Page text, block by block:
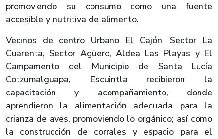
promoviendo su consumo como una fuente
accesible y nutritiva de alimento.
Vecinos de centro Urbano El Cajón, Sector La
Cuarenta, Sector Agüero, Aldea Las Playas y El
Campamento del Municipio de Santa Lucía
Cotzumalguapa, Escuintla recibieron la
capacitación y acompañamiento, donde
aprendieron la alimentación adecuada para la
crianza de aves, promoviendo lo orgánico; así como
la construcción de corrales y espacio para el